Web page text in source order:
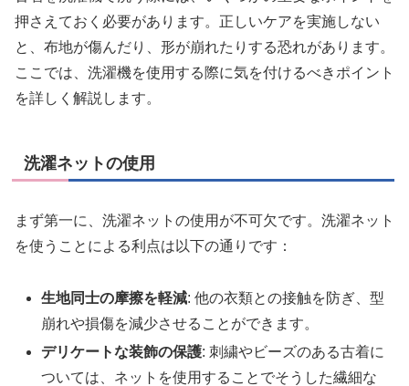
押さえておく必要があります。正しいケアを実施しない
と、布地が傷んだり、形が崩れたりする恐れがあります。
ここでは、洗濯機を使用する際に気を付けるべきポイント
を詳しく解説します。
洗濯ネットの使用
まず第一に、洗濯ネットの使用が不可欠です。洗濯ネット
を使うことによる利点は以下の通りです：
生地同士の摩擦を軽減: 他の衣類との接触を防ぎ、型
崩れや損傷を減少させることができます。
デリケートな装飾の保護: 刺繍やビーズのある古着に
ついては、ネットを使用することでそうした繊細な